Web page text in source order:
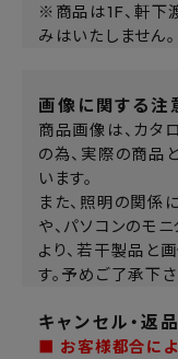
※商品は1F、軒下
みはいたしません。
画像に関する注
商品画像は、カタ
の為、実際の商品
います。
また、照明の関係
や、パソコンのモ
より、若干製品と
す。予めご了承下さ
キャンセル・返
■ お客様都合によ